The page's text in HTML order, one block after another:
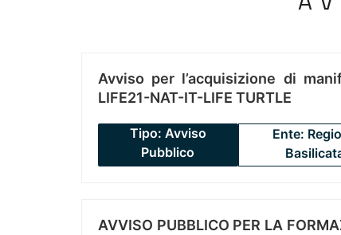
Avviso per l’acquisizione di
LIFE21-NAT-IT-LIFE TURTLE
Tipo: Avviso
Pubblico
Ente:
AVVISO PUBBLICO PER LA